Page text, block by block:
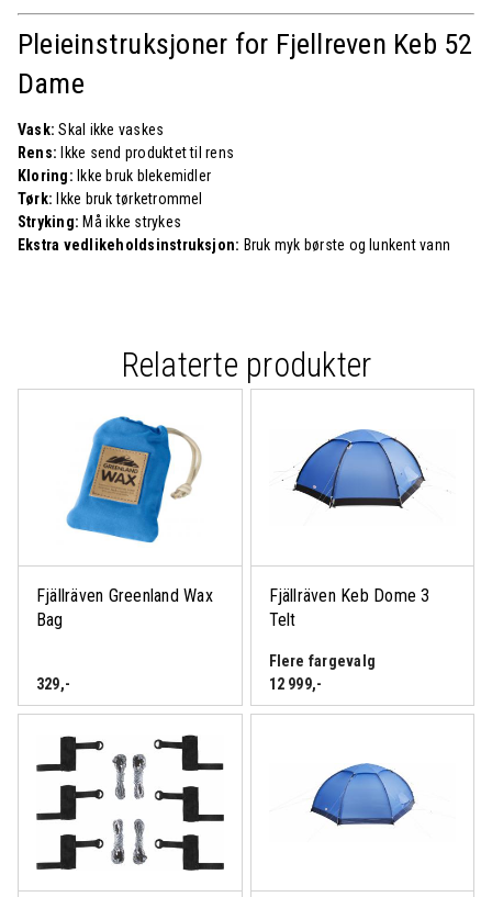
Pleieinstruksjoner for Fjellreven Keb 52
Dame
Vask:Skal ikke vaskes
Rens:
Ikke send produktet til rens
Kloring: Ikke bruk blekemidler
Tørk:
Ikke bruk tørketrommel
Stryking: Må ikke strykes
Ekstra vedlikeholdsinstruksjon: Bruk myk børste og lunkent vann
Relaterte produkter
Fjällräven Greenland Wax
Bag
329,-
Fjällräven Keb Dome 3
Telt
Flere fargevalg
12 999,-